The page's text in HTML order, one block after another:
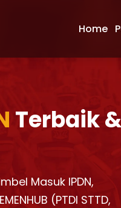
Home
Terbaik
Masuk IPDN,
(PTDI STTD,